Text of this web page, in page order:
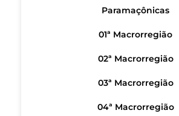
Paramaçônicas
01ª Macrorregião
02ª Macrorregião
03ª Macrorregião
04ª Macrorregião